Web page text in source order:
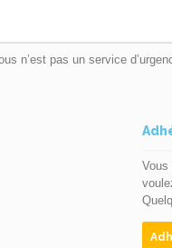
n’est pas un service
Vous